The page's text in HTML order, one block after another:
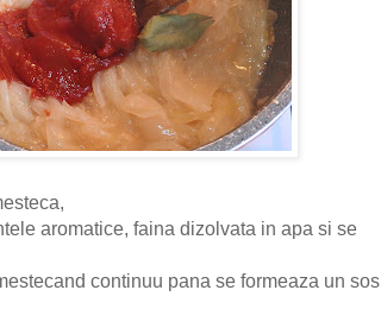
aromatice, faina dizolvata in apa si se
continuu pana se formeaza un sos